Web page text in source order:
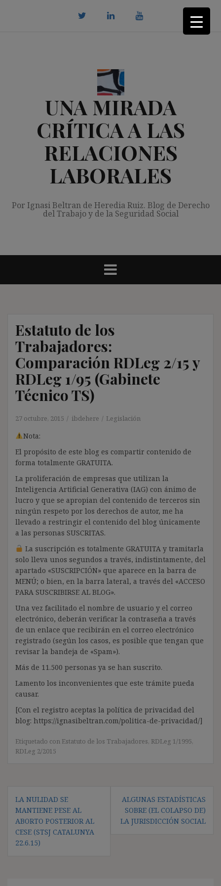
UNA MIRADA
CRÍTICA A LAS
RELACIONES
LABORALES
Por Ignasi Beltran de Heredia Ruiz. Blog de Derecho
del Trabajo y de la Seguridad Social
Estatuto de los
Trabajadores:
Comparación RDLeg 2/15 y
RDLeg 1/95 (Gabinete
Técnico TS)
27 octubre, 2015 ibdehere Legislación
Nota:
El propósito de este blog es compartir contenido de
forma totalmente GRATUITA.
La proliferación de empresas que utilizan la
Inteligencia Artificial Generativa (IAG) con ánimo de
lucro y que se apropian del contenido de terceros sin
ningún respeto por los derechos de autor, me ha
llevado a restringir el contenido del blog únicamente
a las personas SUSCRITAS.
La suscripción es totalmente GRATUITA y tramitarla
solo lleva unos segundos a través, indistintamente, del
apartado «SUSCRIPCIÓN» que aparece en la barra de
MENÚ; o bien, en la barra lateral, a través del «ACCESO
PARA SUSCRIBIRSE AL BLOG».
Una vez facilitado el nombre de usuario y el correo
electrónico, deberán verificar la contraseña a través
de un enlace que recibirán en el correo electrónico
registrado (según los casos, es posible que tengan que
revisar la bandeja de «Spam»).
Más de 11.500 personas ya se han suscrito.
Lamento los inconvenientes que este trámite pueda
causar.
[Con el registro aceptas la política de privacidad del
blog: https://ignasibeltran.com/politica-de-privacidad/]
Etiquetado con Estatuto de los Trabajadores, RDLeg 1/1995,
RDLeg 2/2015
de
entradas
LA NULIDAD SE
MANTIENE PESE AL
ABORTO POSTERIOR AL
CESE (STSJ CATALUNYA
22.6.15)
ALGUNAS ESTADÍSTICAS
SOBRE (EL COLAPSO DE)
LA JURISDICCIÓN SOCIAL